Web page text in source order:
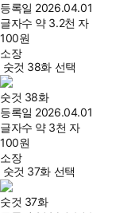
등록일 2026.04.01
글자수 약 3.2천 자
100원
소장
숫것 38화 선택
숫것 38화
등록일 2026.04.01
글자수 약 3천 자
100원
소장
숫것 37화 선택
숫것 37화